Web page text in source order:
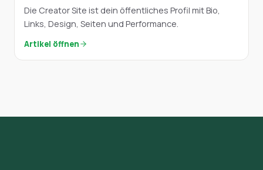
Die Creator Site ist dein öffentliches Profil mit Bio,
Links, Design, Seiten und Performance.
Artikel öffnen